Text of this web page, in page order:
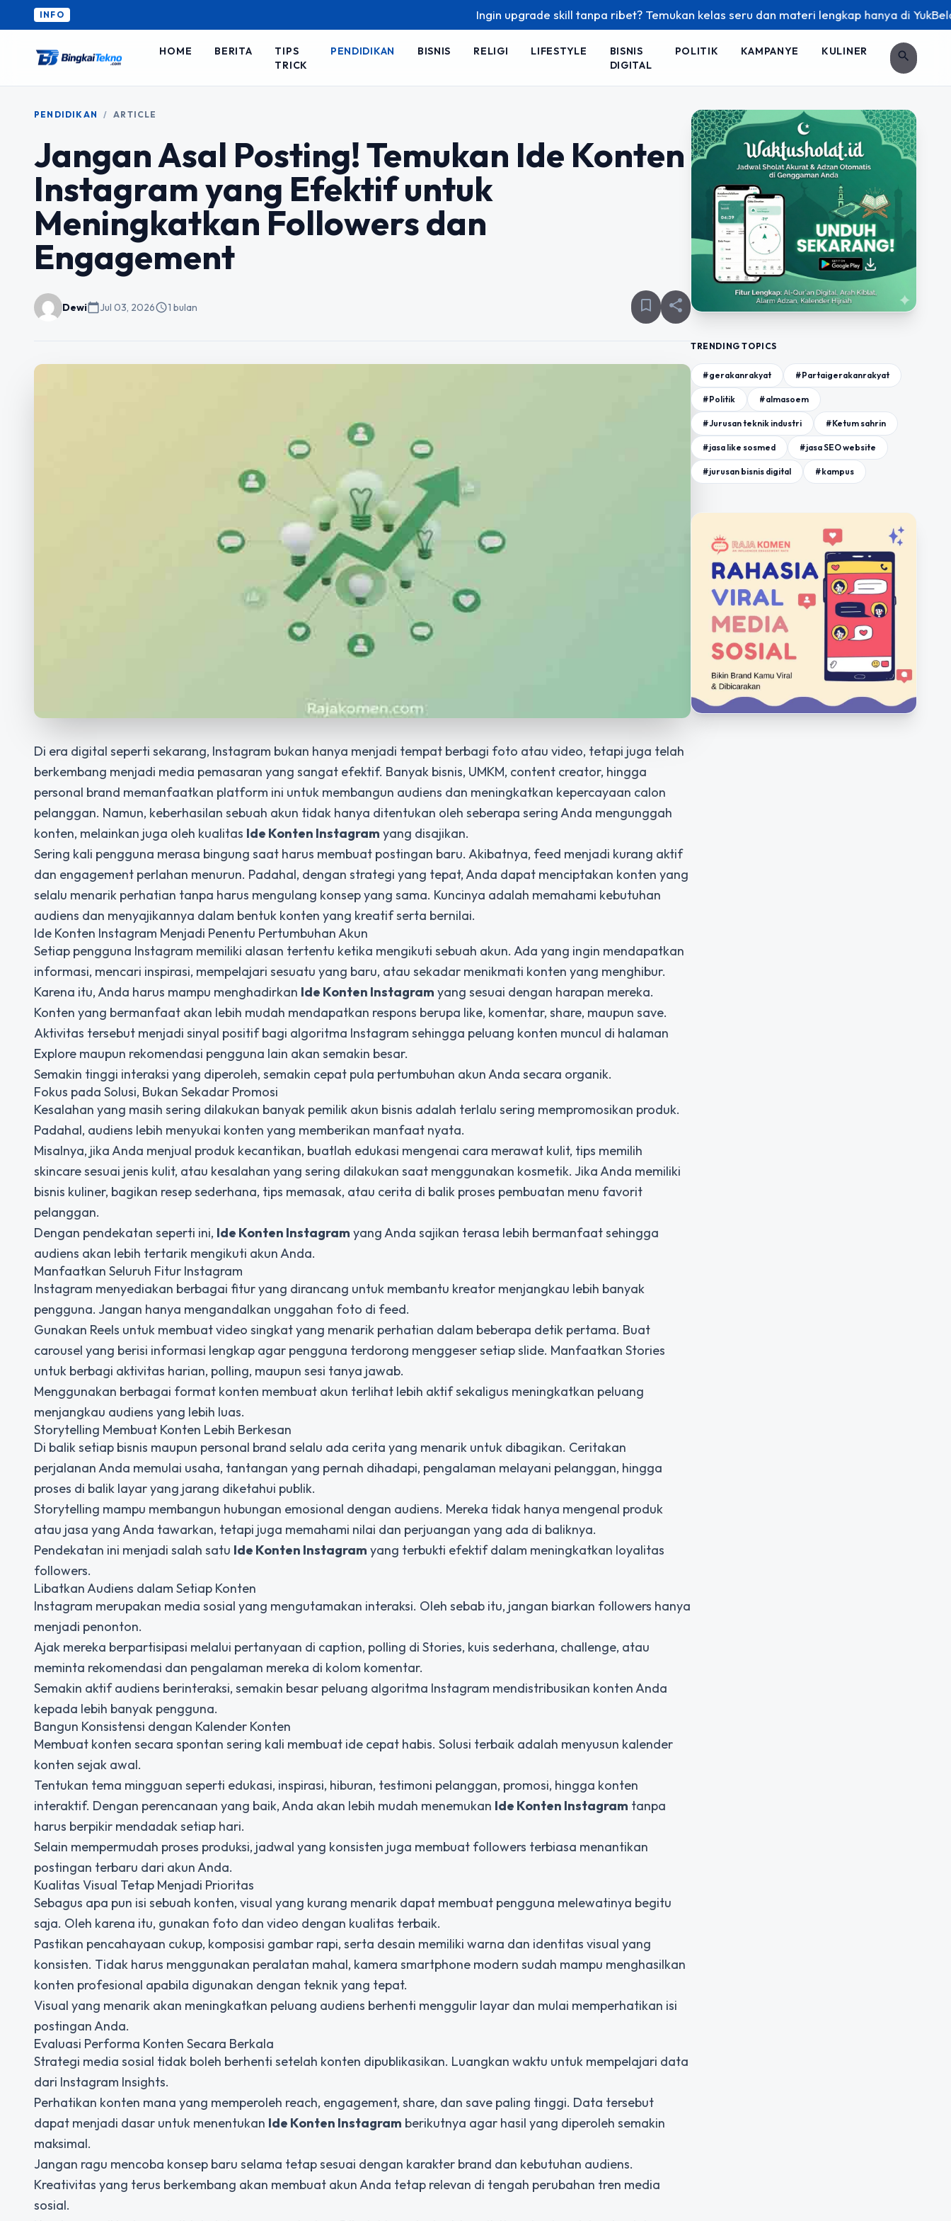
INFO Ingin upgrade skill tanpa ribet? Temukan kelas seru dan materi lengkap hanya di YukBelajar.com.
HOME BERITA
TIPS
TRICK
PENDIDIKAN BISNIS RELIGI LIFESTYLE
BISNIS
DIGITAL
POLITIK KAMPANYE KULINER search
PENDIDIKAN / ARTICLE
Jangan Asal Posting! Temukan Ide Konten
Instagram yang Efektif untuk
Meningkatkan Followers dan
Engagement
Dewicalendar_todayJul 03, 2026schedule1 bulan bookmark_border share
Di era digital seperti sekarang, Instagram bukan hanya menjadi tempat berbagi foto atau video, tetapi juga telah
berkembang menjadi media pemasaran yang sangat efektif. Banyak bisnis, UMKM, content creator, hingga
personal brand memanfaatkan platform ini untuk membangun audiens dan meningkatkan kepercayaan calon
pelanggan. Namun, keberhasilan sebuah akun tidak hanya ditentukan oleh seberapa sering Anda mengunggah
konten, melainkan juga oleh kualitas Ide Konten Instagram yang disajikan.
Sering kali pengguna merasa bingung saat harus membuat postingan baru. Akibatnya, feed menjadi kurang aktif
dan engagement perlahan menurun. Padahal, dengan strategi yang tepat, Anda dapat menciptakan konten yang
selalu menarik perhatian tanpa harus mengulang konsep yang sama. Kuncinya adalah memahami kebutuhan
audiens dan menyajikannya dalam bentuk konten yang kreatif serta bernilai.
Ide Konten Instagram Menjadi Penentu Pertumbuhan Akun
Setiap pengguna Instagram memiliki alasan tertentu ketika mengikuti sebuah akun. Ada yang ingin mendapatkan
informasi, mencari inspirasi, mempelajari sesuatu yang baru, atau sekadar menikmati konten yang menghibur.
Karena itu, Anda harus mampu menghadirkan Ide Konten Instagram yang sesuai dengan harapan mereka.
Konten yang bermanfaat akan lebih mudah mendapatkan respons berupa like, komentar, share, maupun save.
Aktivitas tersebut menjadi sinyal positif bagi algoritma Instagram sehingga peluang konten muncul di halaman
Explore maupun rekomendasi pengguna lain akan semakin besar.
Semakin tinggi interaksi yang diperoleh, semakin cepat pula pertumbuhan akun Anda secara organik.
Fokus pada Solusi, Bukan Sekadar Promosi
Kesalahan yang masih sering dilakukan banyak pemilik akun bisnis adalah terlalu sering mempromosikan produk.
Padahal, audiens lebih menyukai konten yang memberikan manfaat nyata.
Misalnya, jika Anda menjual produk kecantikan, buatlah edukasi mengenai cara merawat kulit, tips memilih
skincare sesuai jenis kulit, atau kesalahan yang sering dilakukan saat menggunakan kosmetik. Jika Anda memiliki
bisnis kuliner, bagikan resep sederhana, tips memasak, atau cerita di balik proses pembuatan menu favorit
pelanggan.
Dengan pendekatan seperti ini, Ide Konten Instagram yang Anda sajikan terasa lebih bermanfaat sehingga
audiens akan lebih tertarik mengikuti akun Anda.
Manfaatkan Seluruh Fitur Instagram
Instagram menyediakan berbagai fitur yang dirancang untuk membantu kreator menjangkau lebih banyak
pengguna. Jangan hanya mengandalkan unggahan foto di feed.
Gunakan Reels untuk membuat video singkat yang menarik perhatian dalam beberapa detik pertama. Buat
carousel yang berisi informasi lengkap agar pengguna terdorong menggeser setiap slide. Manfaatkan Stories
untuk berbagi aktivitas harian, polling, maupun sesi tanya jawab.
Menggunakan berbagai format konten membuat akun terlihat lebih aktif sekaligus meningkatkan peluang
menjangkau audiens yang lebih luas.
Storytelling Membuat Konten Lebih Berkesan
Di balik setiap bisnis maupun personal brand selalu ada cerita yang menarik untuk dibagikan. Ceritakan
perjalanan Anda memulai usaha, tantangan yang pernah dihadapi, pengalaman melayani pelanggan, hingga
proses di balik layar yang jarang diketahui publik.
Storytelling mampu membangun hubungan emosional dengan audiens. Mereka tidak hanya mengenal produk
atau jasa yang Anda tawarkan, tetapi juga memahami nilai dan perjuangan yang ada di baliknya.
Pendekatan ini menjadi salah satu Ide Konten Instagram yang terbukti efektif dalam meningkatkan loyalitas
followers.
Libatkan Audiens dalam Setiap Konten
Instagram merupakan media sosial yang mengutamakan interaksi. Oleh sebab itu, jangan biarkan followers hanya
menjadi penonton.
Ajak mereka berpartisipasi melalui pertanyaan di caption, polling di Stories, kuis sederhana, challenge, atau
meminta rekomendasi dan pengalaman mereka di kolom komentar.
Semakin aktif audiens berinteraksi, semakin besar peluang algoritma Instagram mendistribusikan konten Anda
kepada lebih banyak pengguna.
Bangun Konsistensi dengan Kalender Konten
Membuat konten secara spontan sering kali membuat ide cepat habis. Solusi terbaik adalah menyusun kalender
konten sejak awal.
Tentukan tema mingguan seperti edukasi, inspirasi, hiburan, testimoni pelanggan, promosi, hingga konten
interaktif. Dengan perencanaan yang baik, Anda akan lebih mudah menemukan Ide Konten Instagram tanpa
harus berpikir mendadak setiap hari.
Selain mempermudah proses produksi, jadwal yang konsisten juga membuat followers terbiasa menantikan
postingan terbaru dari akun Anda.
Kualitas Visual Tetap Menjadi Prioritas
Sebagus apa pun isi sebuah konten, visual yang kurang menarik dapat membuat pengguna melewatinya begitu
saja. Oleh karena itu, gunakan foto dan video dengan kualitas terbaik.
Pastikan pencahayaan cukup, komposisi gambar rapi, serta desain memiliki warna dan identitas visual yang
konsisten. Tidak harus menggunakan peralatan mahal, kamera smartphone modern sudah mampu menghasilkan
konten profesional apabila digunakan dengan teknik yang tepat.
Visual yang menarik akan meningkatkan peluang audiens berhenti menggulir layar dan mulai memperhatikan isi
postingan Anda.
Evaluasi Performa Konten Secara Berkala
Strategi media sosial tidak boleh berhenti setelah konten dipublikasikan. Luangkan waktu untuk mempelajari data
dari Instagram Insights.
Perhatikan konten mana yang memperoleh reach, engagement, share, dan save paling tinggi. Data tersebut
dapat menjadi dasar untuk menentukan Ide Konten Instagram berikutnya agar hasil yang diperoleh semakin
maksimal.
Jangan ragu mencoba konsep baru selama tetap sesuai dengan karakter brand dan kebutuhan audiens.
Kreativitas yang terus berkembang akan membuat akun Anda tetap relevan di tengah perubahan tren media
sosial.
TRENDING TOPICS
#gerakanrakyat #Partaigerakanrakyat
#Politik #almasoem
#Jurusan teknik industri #Ketum sahrin
#jasa like sosmed #jasa SEO website
#jurusan bisnis digital #kampus